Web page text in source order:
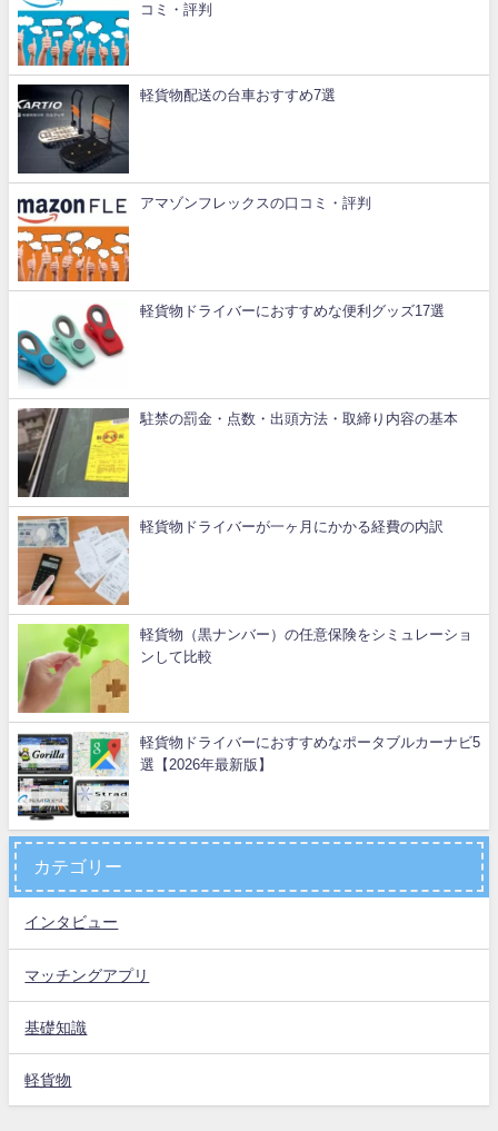
コミ・評判
軽貨物配送の台車おすすめ7選
アマゾンフレックスの口コミ・評判
軽貨物ドライバーにおすすめな便利グッズ17選
駐禁の罰金・点数・出頭方法・取締り内容の基本
軽貨物ドライバーが一ヶ月にかかる経費の内訳
軽貨物（黒ナンバー）の任意保険をシミュレーショ
ンして比較
軽貨物ドライバーにおすすめなポータブルカーナビ5
選【2026年最新版】
カテゴリー
インタビュー
マッチングアプリ
基礎知識
軽貨物